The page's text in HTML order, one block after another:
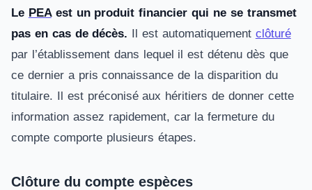
Le PEAest un produit financier qui ne se transmet
pas en cas de décès. Il est automatiquement clôturé
par l’établissement dans lequel il est détenu dès que
ce dernier a pris connaissance de la disparition du
titulaire. Il est préconisé aux héritiers de donner cette
information assez rapidement, car la fermeture du
compte comporte plusieurs étapes.
Clôture du compte espèces